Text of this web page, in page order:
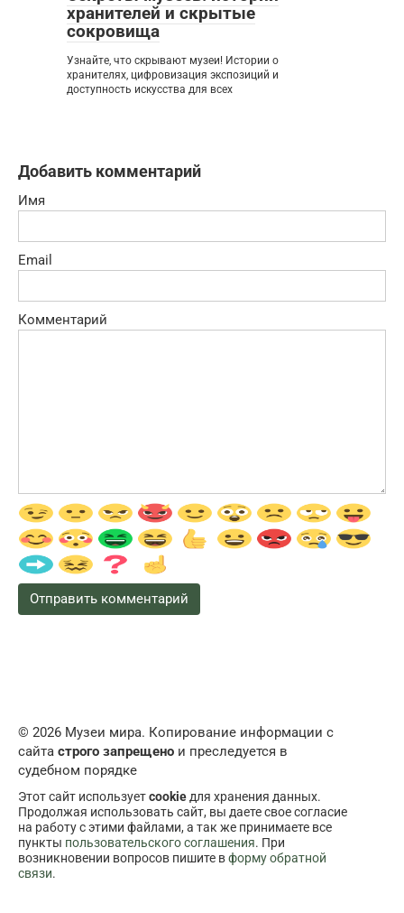
хранителей и скрытые
сокровища
Узнайте, что скрывают музеи! Истории о
хранителях, цифровизация экспозиций и
доступность искусства для всех
Добавить комментарий
Имя
Email
Комментарий
© 2026 Музеи мира. Копирование информации с
сайта строго запрещено и преследуется в
судебном порядке
Этот сайт используетcookie для хранения данных.
Продолжая использовать сайт, вы даете свое согласие
на работу с этими файлами, а так же принимаете все
пункты пользовательского соглашения. При
возникновении вопросов пишите вформу обратной
связи.